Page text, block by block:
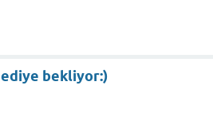
bekliyor:)